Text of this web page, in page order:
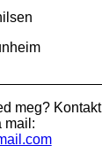
meg? Kontakt
mail: